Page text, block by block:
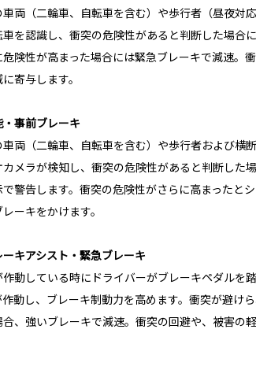
両（二輪車、自転車を含む）や歩行者（昼夜対
を認識し、衝突の危険性があると判断した場合
険性が高まった場合には緊急ブレーキで減速。
寄与します。
事前ブレーキ
両（二輪車、自転車を含む）や歩行者および横
メラが検知し、衝突の危険性があると判断した
で警告します。衝突の危険性がさらに高まったと
ーキをかけます。
キアシスト・緊急ブレーキ
動している時にドライバーがブレーキペダルを
動し、ブレーキ制動力を高めます。衝突が避け
、強いブレーキで減速。衝突の回避や、被害の